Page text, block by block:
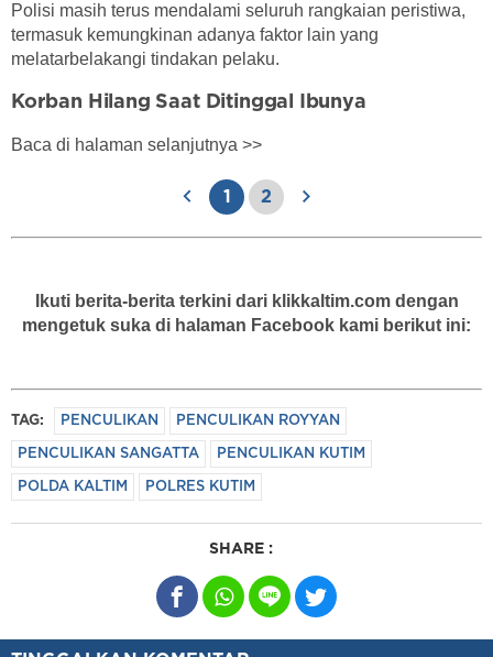
Polisi masih terus mendalami seluruh rangkaian peristiwa,
termasuk kemungkinan adanya faktor lain yang
melatarbelakangi tindakan pelaku.
Korban Hilang Saat Ditinggal Ibunya
Baca di halaman selanjutnya >>
1 2
Ikuti berita-berita terkini dari klikkaltim.com dengan
mengetuk suka di halaman Facebook kami berikut ini:
TAG: PENCULIKAN PENCULIKAN ROYYAN
PENCULIKAN SANGATTA PENCULIKAN KUTIM
POLDA KALTIM POLRES KUTIM
SHARE :